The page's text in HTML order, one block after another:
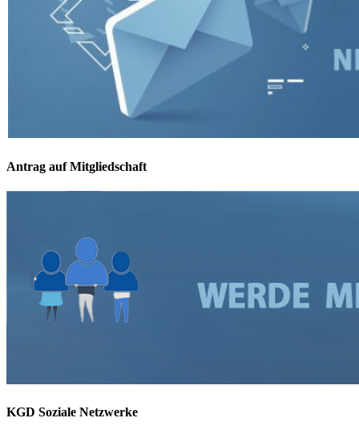
Antrag auf Mitgliedschaft
KGD Soziale Netzwerke